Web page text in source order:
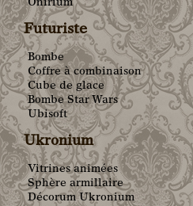
Onirium
Futuriste
Bombe
Coffre à combinaison
Cube de glace
Bombe Star Wars
Ubisoft
Ukronium
Vitrines animées
Sphère armillaire
Décorum Ukronium